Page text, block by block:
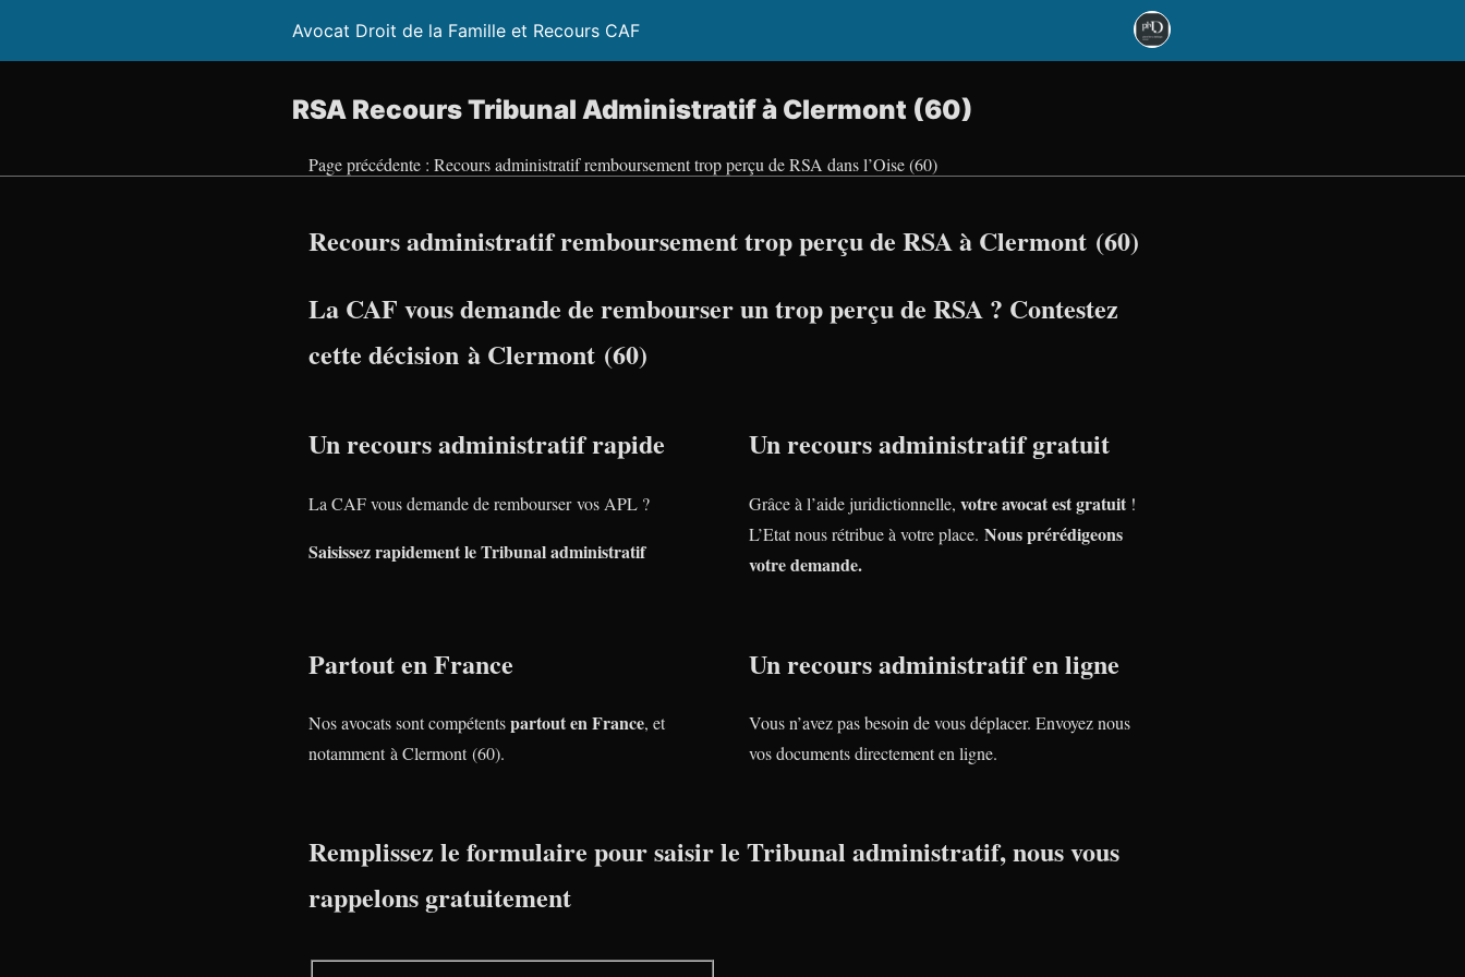
Avocat Droit de la Famille et Recours CAF
RSA Recours Tribunal Administratif à Clermont (60)
Page précédente : Recours administratif remboursement trop perçu de RSA dans l’Oise (60)
Recours administratif remboursement trop perçu de RSA à Clermont (60)
La CAF vous demande de rembourser un trop perçu de RSA ? Contestez
cette décision à Clermont (60)
Un recours administratif rapide
La CAF vous demande de rembourser vos APL ?
Saisissez rapidement le Tribunal administratif
Un recours administratif gratuit
Grâce à l’aide juridictionnelle, votre avocat est gratuit !
L’Etat nous rétribue à votre place. Nous prérédigeons
votre demande.
Partout en France
Nos avocats sont compétentspartout en France, et
notamment à Clermont (60).
Un recours administratif en ligne
Vous n’avez pas besoin de vous déplacer. Envoyez nous
vos documents directement en ligne.
Remplissez le formulaire pour saisir le Tribunal administratif, nous vous
rappelons gratuitement